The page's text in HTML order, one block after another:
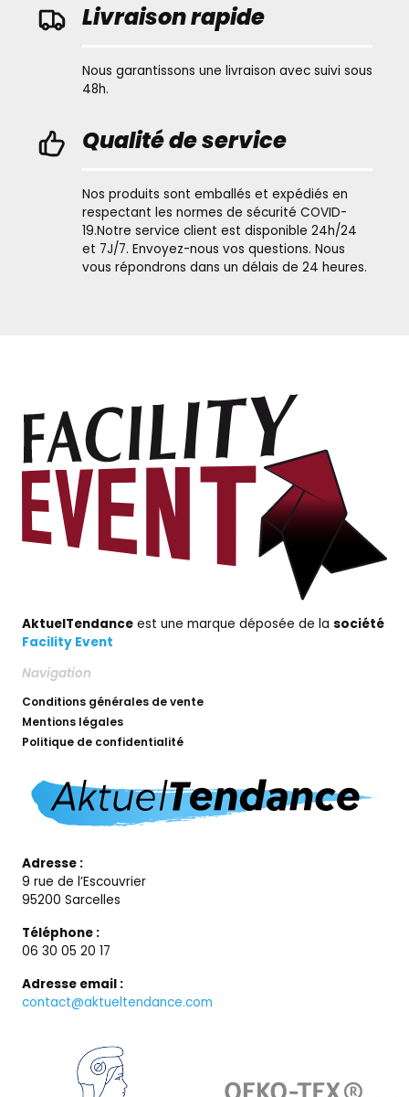
Livraison rapide
Nous garantissons une livraison avec suivi sous
48h.
Qualité de service
Nos produits sont emballés et expédiés en
respectant les normes de sécurité COVID-
19.Notre service client est disponible 24h/24
et 7J/7. Envoyez-nous vos questions. Nous
vous répondrons dans un délais de 24 heures.
AktuelTendance est une marque déposée de la société
Facility Event
Adresse :
9 rue de l’Escouvrier
95200 Sarcelles
Téléphone :
06 30 05 20 17
Adresse email :
contact@aktueltendance.com
Navigation
Conditions générales de vente
Mentions légales
Politique de confidentialité